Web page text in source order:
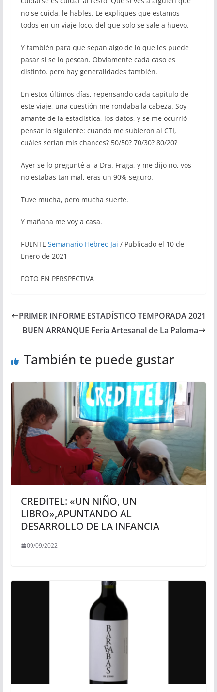
no se cuida, le hables. Le expliques que estamos
todos en un viaje loco, del que solo se sale a huevo.
Y también para que sepan algo de lo que les puede
pasar si se lo pescan. Obviamente cada caso es
distinto, pero hay generalidades también.
En estos últimos días, repensando cada capitulo de
este viaje, una cuestión me rondaba la cabeza. Soy
amante de la estadística, los datos, y se me ocurrió
pensar lo siguiente: cuando me subieron al CTI,
cuáles serían mis chances? 50/50? 70/30? 80/20?
Ayer se lo pregunté a la Dra. Fraga, y me dijo no, vos
no estabas tan mal, eras un 90% seguro.
Tuve mucha, pero mucha suerte.
Y mañana me voy a casa.
FUENTE Semanario Hebreo Jai / Publicado el 10 de
Enero de 2021
FOTO EN PERSPECTIVA
PRIMER INFORME ESTADÍSTICO TEMPORADA 2021
BUEN ARRANQUE Feria Artesanal de La Paloma
También te puede gustar
CREDITEL: «UN NIÑO, UN
LIBRO»,APUNTANDO AL
DESARROLLO DE LA INFANCIA
09/09/2022